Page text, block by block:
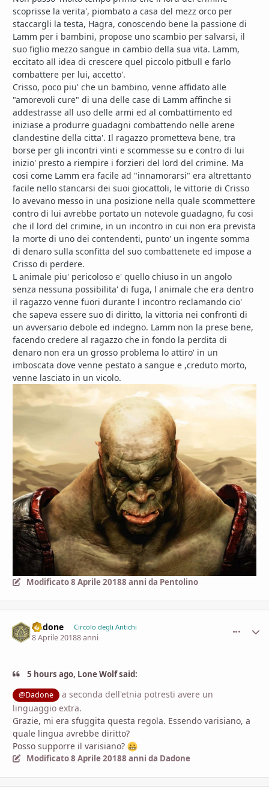
scoprisse la verita', piombato a casa del mezz orco per
staccargli la testa, Hagra, conoscendo bene la passione di
Lamm per i bambini, propose uno scambio per salvarsi, il
suo figlio mezzo sangue in cambio della sua vita. Lamm,
eccitato all idea di crescere quel piccolo pitbull e farlo
combattere per lui, accetto'.
Crisso, poco piu' che un bambino, venne affidato alle
"amorevoli cure" di una delle case di Lamm affinche si
addestrasse all uso delle armi ed al combattimento ed
iniziase a produrre guadagni combattendo nelle arene
clandestine della citta'. Il ragazzo prometteva bene, tra
borse per gli incontri vinti e scommesse su e contro di lui
inizio' presto a riempire i forzieri del lord del crimine. Ma
cosi come Lamm era facile ad "innamorarsi" era altrettanto
facile nello stancarsi dei suoi giocattoli, le vittorie di Crisso
lo avevano messo in una posizione nella quale scommettere
contro di lui avrebbe portato un notevole guadagno, fu cosi
che il lord del crimine, in un incontro in cui non era prevista
la morte di uno dei contendenti, punto' un ingente somma
di denaro sulla sconfitta del suo combattenete ed impose a
Crisso di perdere.
L animale piu' pericoloso e' quello chiuso in un angolo
senza nessuna possibilita' di fuga, l animale che era dentro
il ragazzo venne fuori durante l incontro reclamando cio'
che sapeva essere suo di diritto, la vittoria nei confronti di
un avversario debole ed indegno. Lamm non la prese bene,
facendo credere al ragazzo che in fondo la perdita di
denaro non era un grosso problema lo attiro' in un
imboscata dove venne pestato a sangue e ,creduto morto,
venne lasciato in un vicolo.
Modificato8 Aprile 20188 anni da Pentolino
Dadone Circolo degli Antichi
8 Aprile 20188 anni
5 hours ago, Lone Wolf said:
@Dadone
a seconda dell'etnia potresti avere un
linguaggio extra.
Grazie, mi era sfuggita questa regola. Essendo varisiano, a
quale lingua avrebbe diritto?
Posso supporre il varisiano?
Modificato8 Aprile 20188 anni da Dadone